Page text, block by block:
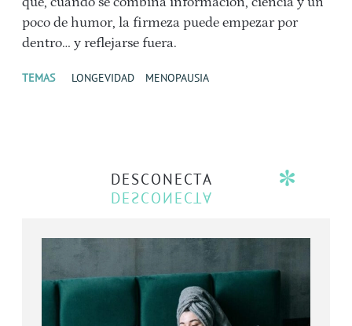
poco de humor, la firmeza puede empezar por
dentro… y reflejarse fuera.
TEMAS LONGEVIDAD MENOPAUSIA
DESCONECTA